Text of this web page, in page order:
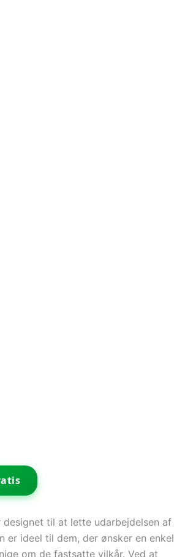
designet til at lette udarbejdelsen af
er ideel til dem, der ønsker en enkel
om de fastsatte vilkår. Ved at